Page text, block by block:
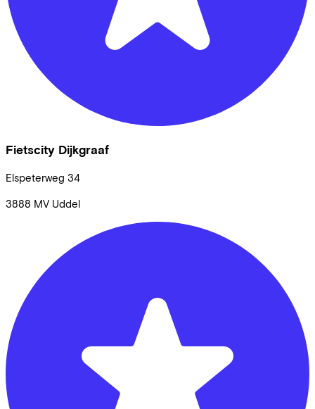
Fietscity Dijkgraaf
Elspeterweg 34
3888 MV Uddel